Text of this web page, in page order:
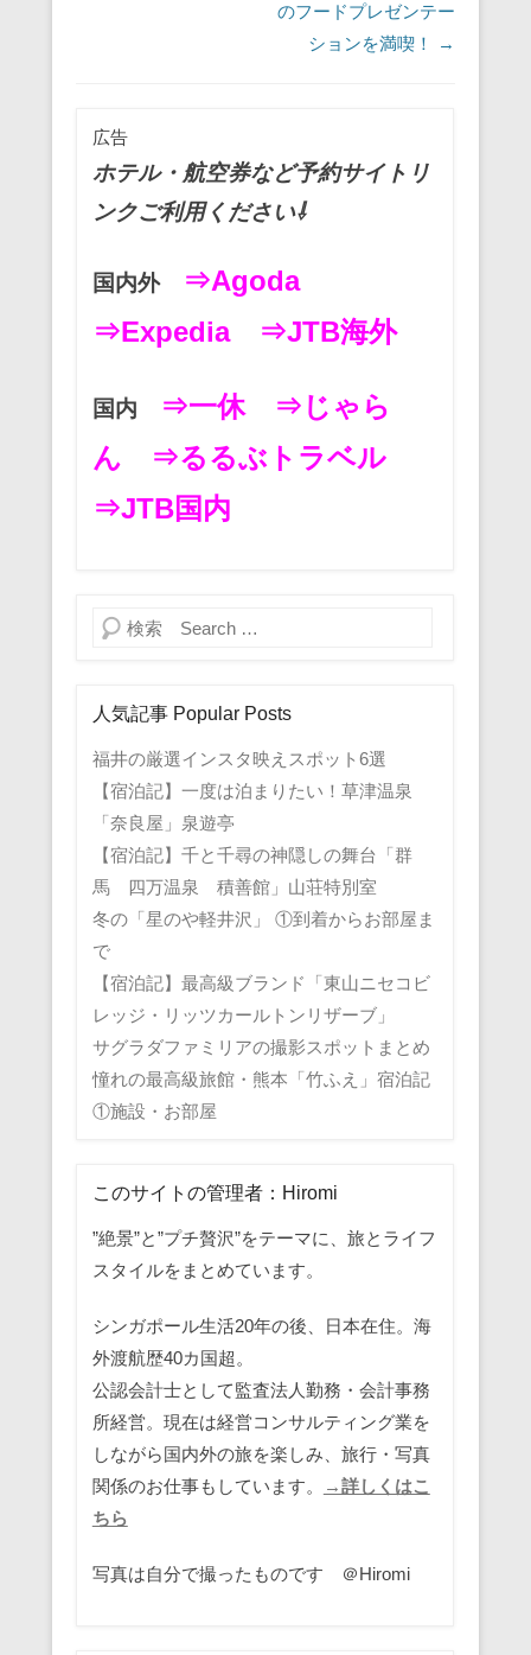
のフードプレゼンテー
ションを満喫！
→
広告
ホテル・航空券など予約サイトリ
ンクご利用ください⇩
国内外
⇒Agoda
⇒Expedia
⇒JTB海外
国内 ⇒一休
⇒じゃら
ん
⇒るるぶトラベル
⇒JTB国内
検索
人気記事 Popular Posts
福井の厳選インスタ映えスポット6選
【宿泊記】一度は泊まりたい！草津温泉
「奈良屋」泉遊亭
【宿泊記】千と千尋の神隠しの舞台「群
馬 四万温泉 積善館」山荘特別室
冬の「星のや軽井沢」 ①到着からお部屋ま
で
【宿泊記】最高級ブランド「東山ニセコビ
レッジ・リッツカールトンリザーブ」
サグラダファミリアの撮影スポットまとめ
憧れの最高級旅館・熊本「竹ふえ」宿泊記
①施設・お部屋
このサイトの管理者：Hiromi
”絶景”と”プチ贅沢”をテーマに、旅とライフ
スタイルをまとめています。
シンガポール生活20年の後、日本在住。海
外渡航歴40カ国超。
公認会計士として監査法人勤務・会計事務
所経営。現在は経営コンサルティング業を
しながら国内外の旅を楽しみ、旅行・写真
関係のお仕事もしています。
→詳しくはこ
ちら
写真は自分で撮ったものです ＠Hiromi